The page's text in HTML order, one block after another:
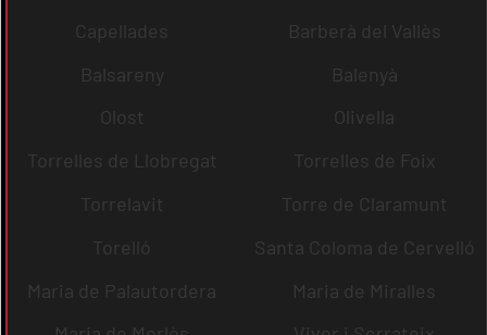
Capellades
Barberà del Vallès
Balsareny
Balenyà
Olost
Olivella
Torrelles de Llobregat
Torrelles de Foix
Torrelavit
Torre de Claramunt
Torelló
Santa Coloma de Cervelló
Maria de Palautordera
Maria de Miralles